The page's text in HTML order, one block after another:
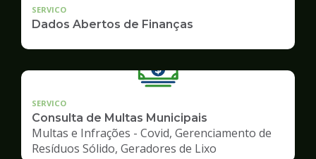
SERVICO
Dados Abertos de Finanças
SERVICO
Consulta de Multas Municipais
Multas e Infrações - Covid, Gerenciamento de
Resíduos Sólido, Geradores de Lixo